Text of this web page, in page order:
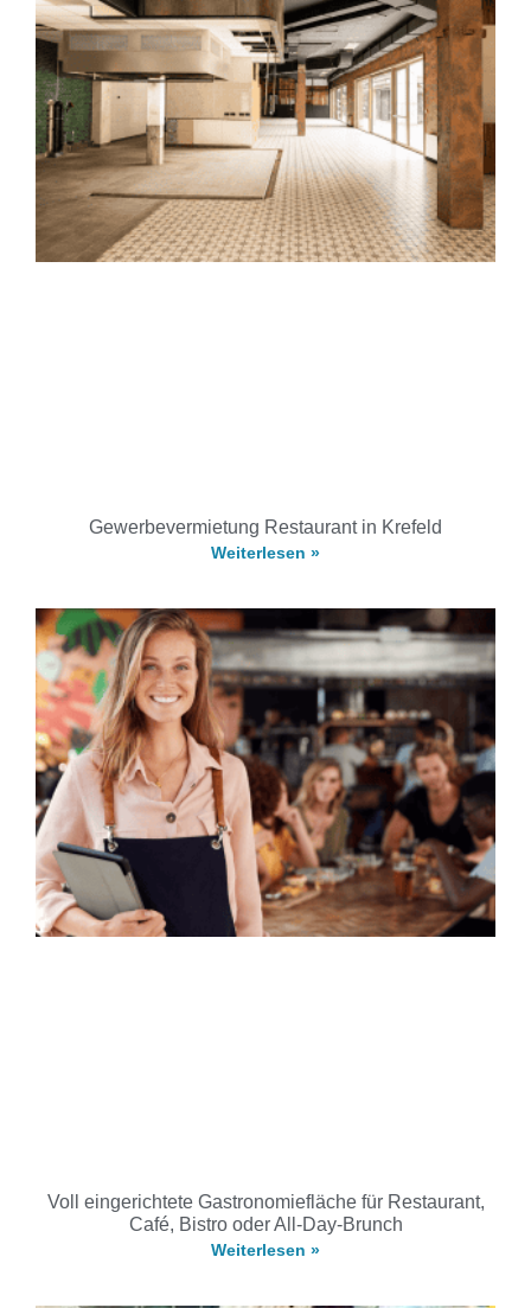
Gewerbevermietung Restaurant in Krefeld
Weiterlesen »
Voll eingerichtete Gastronomiefläche für Restaurant,
Café, Bistro oder All-Day-Brunch
Weiterlesen »